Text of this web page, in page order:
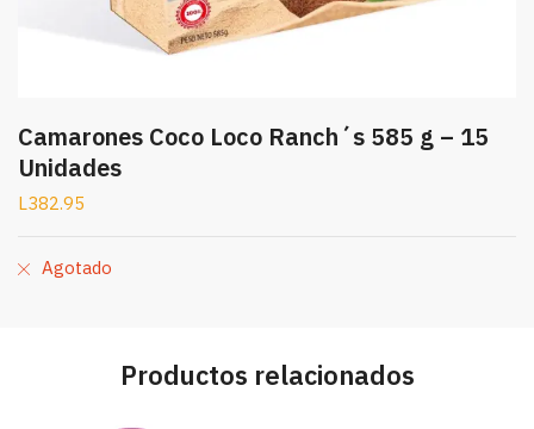
Camarones Coco Loco Ranch´s 585 g – 15
Unidades
L382.95
Agotado
Productos relacionados